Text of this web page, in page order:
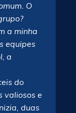
O
a minha
equipes
a
do
valiosos e
duas